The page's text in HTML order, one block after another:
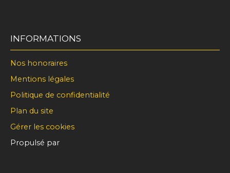
INFORMATIONS
Nos honoraires
Mentions légales
Politique de confidentialité
Plan du site
Gérer les cookies
Propulsé par